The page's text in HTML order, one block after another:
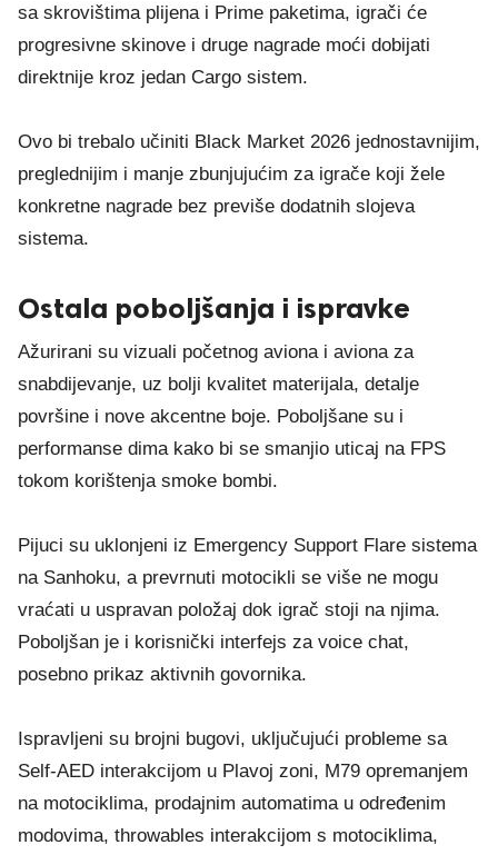
sa skrovištima plijena i Prime paketima, igrači će
progresivne skinove i druge nagrade moći dobijati
direktnije kroz jedan Cargo sistem.
Ovo bi trebalo učiniti Black Market 2026 jednostavnijim,
preglednijim i manje zbunjujućim za igrače koji žele
konkretne nagrade bez previše dodatnih slojeva
sistema.
Ostala poboljšanja i ispravke
Ažurirani su vizuali početnog aviona i aviona za
snabdijevanje, uz bolji kvalitet materijala, detalje
površine i nove akcentne boje. Poboljšane su i
performanse dima kako bi se smanjio uticaj na FPS
tokom korištenja smoke bombi.
Pijuci su uklonjeni iz Emergency Support Flare sistema
na Sanhoku, a prevrnuti motocikli se više ne mogu
vraćati u uspravan položaj dok igrač stoji na njima.
Poboljšan je i korisnički interfejs za voice chat,
posebno prikaz aktivnih govornika.
Ispravljeni su brojni bugovi, uključujući probleme sa
Self-AED interakcijom u Plavoj zoni, M79 opremanjem
na motociklima, prodajnim automatima u određenim
modovima, throwables interakcijom s motociklima,